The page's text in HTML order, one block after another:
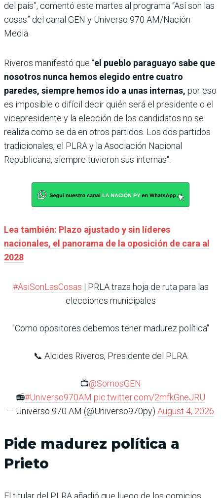
del país”, comentó este martes al programa “Así son las
cosas” del canal GEN y Universo 970 AM/Nación
Media.
Riveros manifestó que “el pueblo paraguayo sabe que
nosotros nunca hemos elegido entre cuatro
paredes, siempre hemos ido a unas internas, por eso
es imposible o difícil decir quién será el presidente o el
vicepresidente y la elección de los candidatos no se
realiza como se da en otros partidos. Los dos partidos
tradicionales, el PLRA y la Asociación Nacional
Republicana, siempre tuvieron sus internas".
Lea también: Plazo ajustado y sin líderes
nacionales, el panorama de la oposición de cara al
2028
#AsiSonLasCosas | PRLA traza hoja de ruta para las
elecciones municipales
"Como opositores debemos tener madurez política"
📞 Alcides Riveros, Presidente del PLRA
📺@SomosGEN
📻#Universo970AM pic.twitter.com/2mfkGneJRU
— Universo 970 AM (@Universo970py) August 4, 2026
Pide madurez política a
Prieto
El titular del PLRA añadió que luego de los comicios